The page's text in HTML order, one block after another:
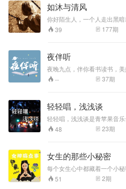
如沐与清风
你好陌生人，一个人走出黑
阳。 我是沐之 很高兴认识你
风 期待你的故事
39 177期
夜伴听
夜晚九点，伴你看书读书，美
音乐、故事、美文
-- 37期
轻轻唱，浅浅谈
轻轻唱，浅浅谈是青苹果音乐
情音乐伴随节目，在安静的夜
和有温度的声音打开私密的情
48 23期
女生的那些小秘密
每个女生心中都藏着一个小
迁，大千世界里，哪里才有真
天地
51 2期